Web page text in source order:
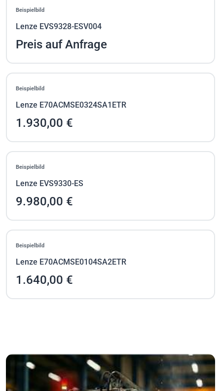
Beispielbild
Lenze EVS9328-ESV004
Preis auf Anfrage
Beispielbild
Lenze E70ACMSE0324SA1ETR
1.930,00 €
Beispielbild
Lenze EVS9330-ES
9.980,00 €
Beispielbild
Lenze E70ACMSE0104SA2ETR
1.640,00 €